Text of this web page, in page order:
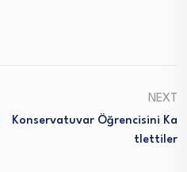
NEXT
Konservatuvar Öğrencisini Ka
Tlettiler